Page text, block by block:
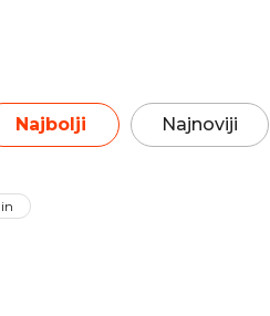
Najbolji Najnoviji